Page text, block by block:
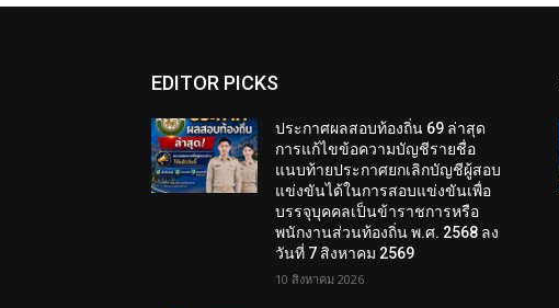
EDITOR PICKS
ประกาศผลสอบท้องถิ่น 69 ล่าสุด
การแก้ไขข้อความบัญชีรายชื่อ
แนบท้ายประกาศยกเลิกบัญชีผู้สอบ
แข่งขันได้ในการสอบแข่งขันเพื่อ
บรรจุบุคคลเป็นข้าราชการหรือ
พนักงานส่วนท้องถิ่น พ.ศ. 2568 ลง
วันที่ 7 สิงหาคม 2569
10 สิงหาคม 2026